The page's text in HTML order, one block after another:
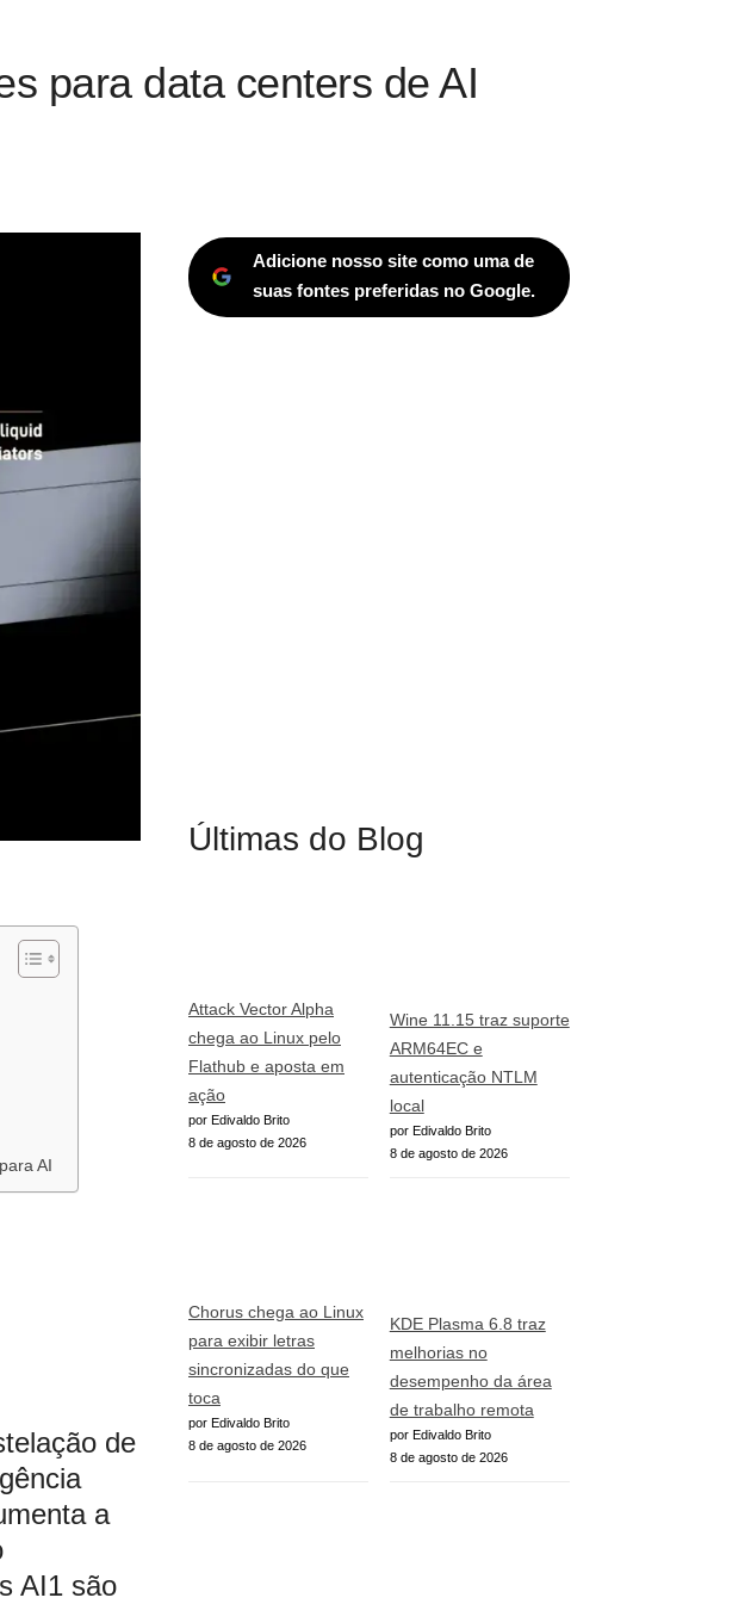
para data centers de AI
AI
de
a
AI1 são
Adicione nosso site como uma de
suas fontes preferidas no Google.
Últimas do Blog
Attack Vector Alpha
chega ao Linux pelo
Flathub e aposta em
ação
por Edivaldo Brito
8 de agosto de 2026
Wine 11.15 traz suporte
ARM64EC e
autenticação NTLM
local
por Edivaldo Brito
8 de agosto de 2026
Chorus chega ao Linux
para exibir letras
sincronizadas do que
toca
por Edivaldo Brito
8 de agosto de 2026
KDE Plasma 6.8 traz
melhorias no
desempenho da área
de trabalho remota
por Edivaldo Brito
8 de agosto de 2026